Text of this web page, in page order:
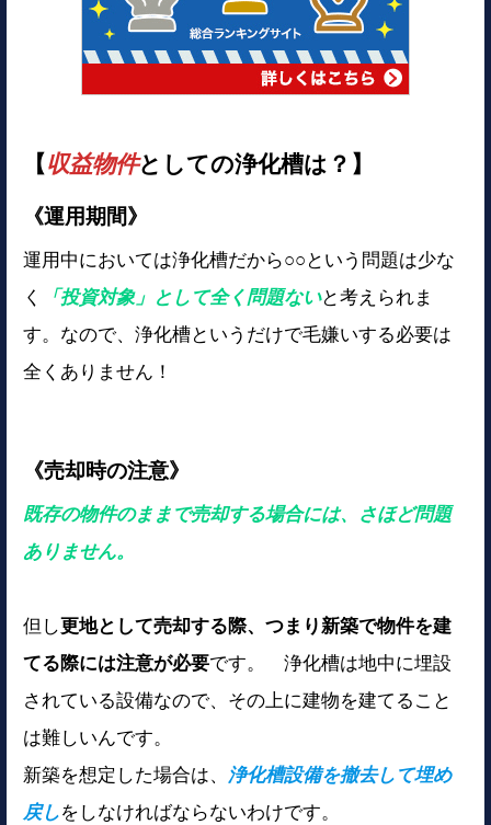
【収益物件としての浄化槽は？】
《運用期間》
運用中においては浄化槽だから○○という問題は少な
く
「投資対象」として全く問題ないと考えられま
す。なので、浄化槽というだけで毛嫌いする必要は
全くありません！
《売却時の注意》
既存の物件のままで売却する場合には、さほど問題
ありません。
但し更地として売却する際、つまり新築で物件を建
てる際には注意が必要です。 浄化槽は地中に埋設
されている設備なので、その上に建物を建てること
は難しいんです。
新築を想定した場合は、 浄化槽設備を撤去して埋め
戻しをしなければならないわけです。